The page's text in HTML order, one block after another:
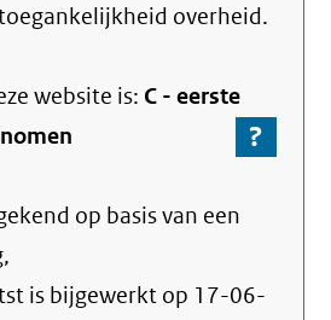
overheid.
website is: C -eerste
?
Ga
over
op basis van een
is bijgewerkt op 17-06-